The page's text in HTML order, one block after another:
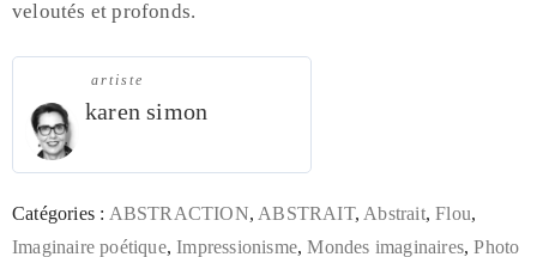
veloutés et profonds.
artiste
karen simon
Catégories : ABSTRACTION, ABSTRAIT, Abstrait,Flou,
Imaginaire poétique,Impressionisme,Mondes imaginaires,Photo